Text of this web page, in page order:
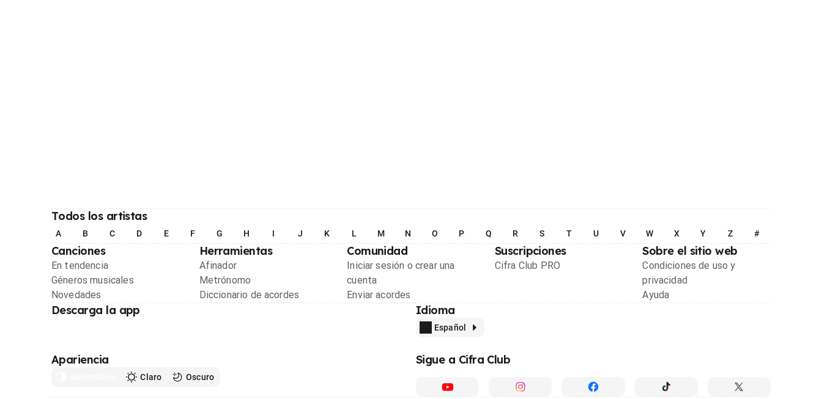
Todos los artistas
A B C D E F G H I J K L M N O P Q R S T U V W X Y Z #
Canciones
En tendencia
Géneros musicales
Novedades
Herramientas
Afinador
Metrónomo
Diccionario de acordes
Comunidad
Iniciar sesión o crear una
cuenta
Enviar acordes
Suscripciones
Cifra Club PRO
Sobre el sitio web
Condiciones de uso y
privacidad
Ayuda
Descarga la app Idioma
Español
Apariencia
Claro Oscuro
Sigue a Cifra Club